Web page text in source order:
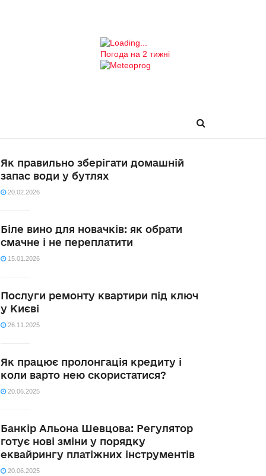
Погода на 2 тижні
Як правильно зберігати домашній
запас води у бутлях
20.02.2026
Біле вино для новачків: як обрати
смачне і не переплатити
15.01.2026
Послуги ремонту квартири під ключ
у Києві
26.11.2025
Як працює пролонгація кредиту і
коли варто нею скористатися?
20.06.2025
Банкір Альона Шевцова: Регулятор
готує нові зміни у порядку
еквайрингу платіжних інструментів
20.06.2025